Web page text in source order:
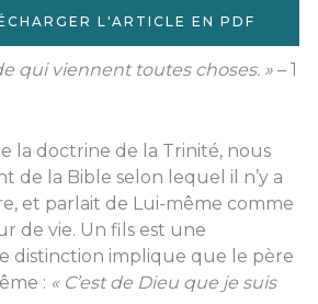
L'ARTICLE EN PDF
qui viennent toutes choses. »– 1
la doctrine de la Trinité, nous
de la Bible selon lequel il n’y a
et parlait de Lui-même comme
de vie. Un fils est une
distinction implique que le père
: « C’est de Dieu que je suis